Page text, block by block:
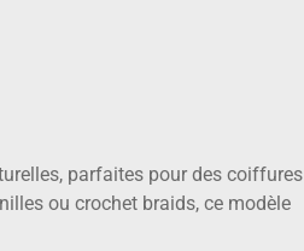
parfaites pour des coiffures
ou crochet braids, ce modèle